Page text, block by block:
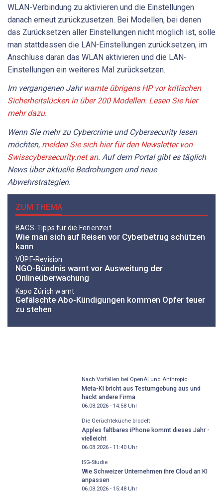
WLAN-Verbindung zu aktivieren und die Einstellungen
danach erneut zurückzusetzen. Bei Modellen, bei denen
das Zurücksetzen aller Einstellungen nicht möglich ist, solle
man stattdessen die LAN-Einstellungen zurücksetzen, im
Anschluss daran das WLAN aktivieren und die LAN-
Einstellungen ein weiteres Mal zurücksetzen.
Im vergangenen Jahrwarnte übrigens HP vor kritischen
Sicherheitslücken in über 200 Modellen. Lesen Sie hier
mehr dazu.
Wenn Sie mehr zu Cybercrime und Cybersecurity lesen
möchten, melden Sie sich hier für den Newsletter von
Swisscybersecurity.net an. Auf dem Portal gibt es täglich
News über aktuelle Bedrohungen und neue
Abwehrstrategien.
ZUM THEMA
BACS-Tipps für die Ferienzeit
Wie man sich auf Reisen vor Cyberbetrug schützen
kann
VÜPF-Revision
NGO-Bündnis warnt vor Ausweitung der
Onlineüberwachung
Kapo Zürich warnt
Gefälschte Abo‑Kündigungen kommen Opfer teuer
zu stehen
Nach Vorfällen bei OpenAI und Anthropic
Meta-KI bricht aus Testumgebung aus und
hackt andere Firma
06.08.2026 - 14:58Uhr
Die Gerüchteküche brodelt
Apples faltbares iPhone kommt dieses Jahr -
vielleicht
06.08.2026 - 11:40Uhr
ISG-Studie
Wie Schweizer Unternehmen ihre Cloud an KI
anpassen
06.08.2026 - 15:48Uhr